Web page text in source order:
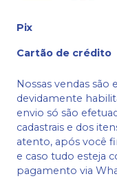
Pix
Cartão de crédito
Nossas vendas são
devidamente
envio só são
cadastrais e dos
atento, após você
e caso tudo esteja
pagamento via